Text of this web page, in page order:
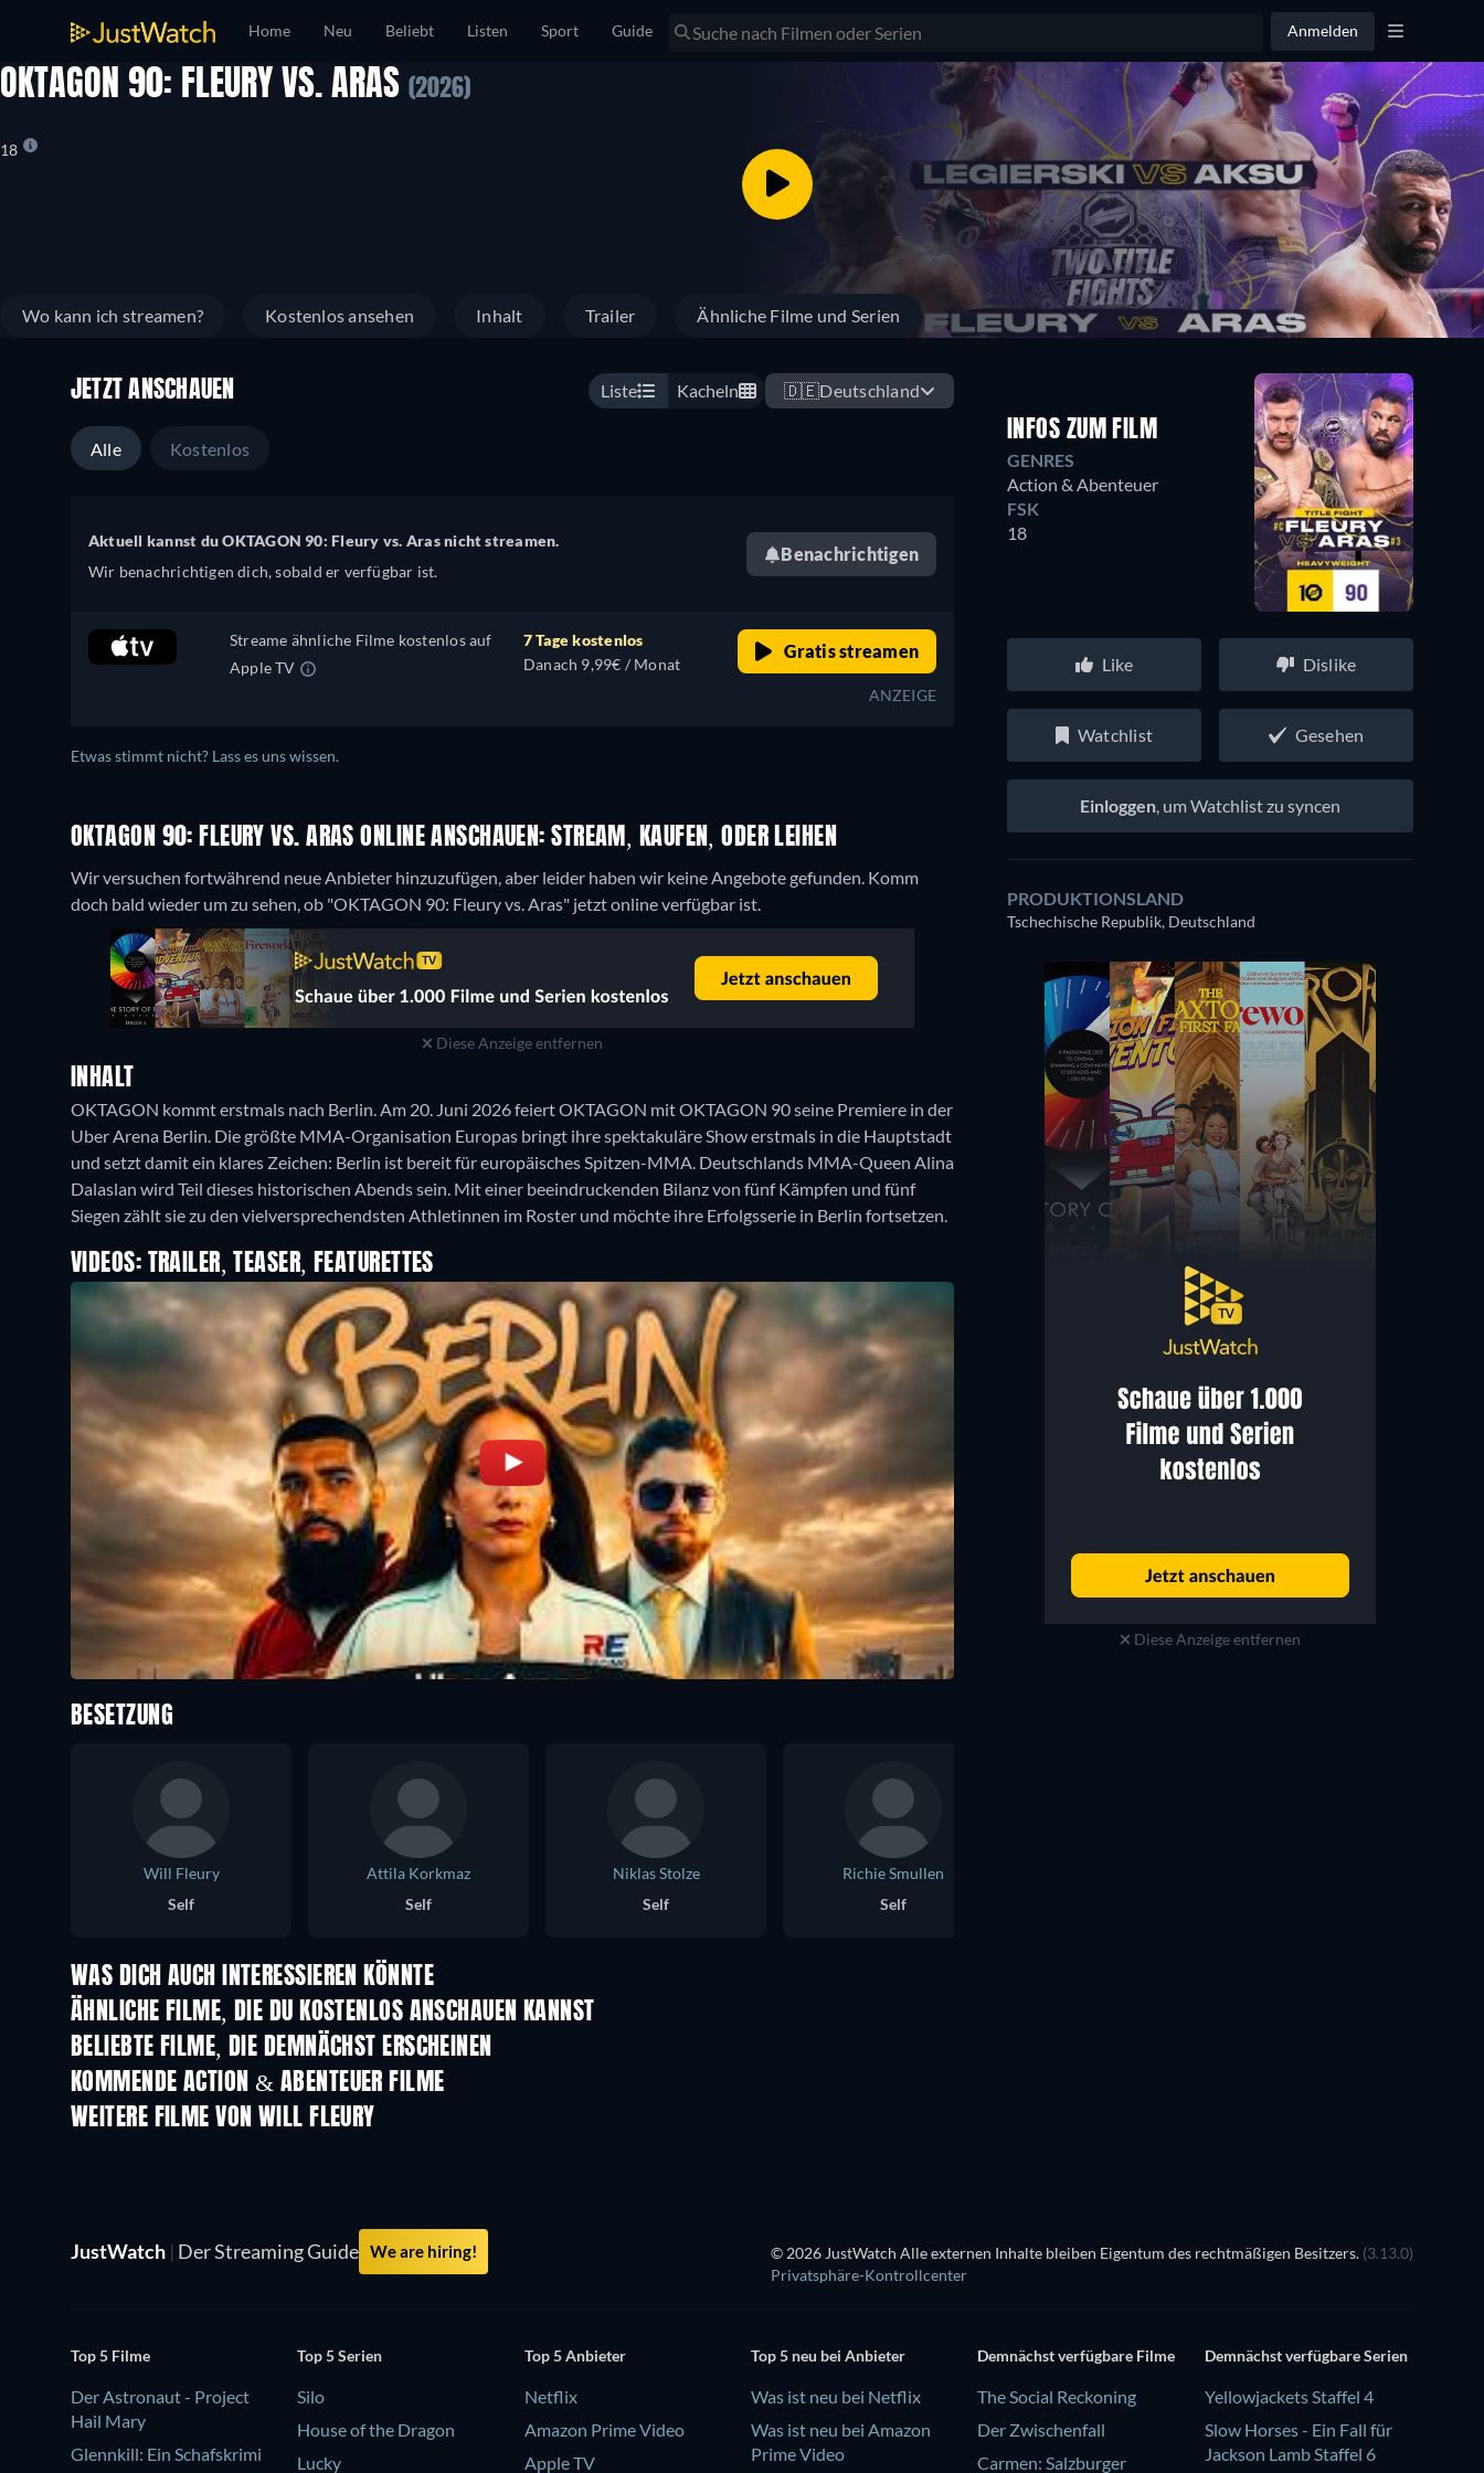
Home Neu Beliebt Listen Sport Guide Anmelden
OKTAGON 90: FLEURY VS. ARAS (2026)
18
Wo kann ich streamen? Kostenlos ansehen Inhalt Trailer Ähnliche Filme und Serien
JETZT ANSCHAUEN Liste Kacheln 🇩🇪Deutschland
Alle Kostenlos
Aktuell kannst du OKTAGON 90: Fleury vs. Aras nicht streamen.
Wir benachrichtigen dich, sobald er verfügbar ist.
Benachrichtigen
Streame ähnliche Filme kostenlos auf
Apple TV
7 Tage kostenlos
Danach 9,99€ / Monat
Gratis streamen
ANZEIGE
Etwas stimmt nicht? Lass es uns wissen.
OKTAGON 90: FLEURY VS. ARAS ONLINE ANSCHAUEN: STREAM, KAUFEN, ODER LEIHEN
Wir versuchen fortwährend neue Anbieter hinzuzufügen, aber leider haben wir keine Angebote gefunden. Komm
doch bald wieder um zu sehen, ob "OKTAGON 90: Fleury vs. Aras" jetzt online verfügbar ist.
Diese Anzeige entfernen
INHALT
OKTAGON kommt erstmals nach Berlin. Am 20. Juni 2026 feiert OKTAGON mit OKTAGON 90 seine Premiere in der
Uber Arena Berlin. Die größte MMA-Organisation Europas bringt ihre spektakuläre Show erstmals in die Hauptstadt
und setzt damit ein klares Zeichen: Berlin ist bereit für europäisches Spitzen-MMA. Deutschlands MMA-Queen Alina
Dalaslan wird Teil dieses historischen Abends sein. Mit einer beeindruckenden Bilanz von fünf Kämpfen und fünf
Siegen zählt sie zu den vielversprechendsten Athletinnen im Roster und möchte ihre Erfolgsserie in Berlin fortsetzen.
VIDEOS: TRAILER, TEASER, FEATURETTES
INFOS ZUM FILM
GENRES
Action & Abenteuer
FSK
18
Like Dislike
Watchlist Gesehen
Einloggen, um Watchlist zu syncen
PRODUKTIONSLAND
Tschechische Republik, Deutschland
Diese Anzeige entfernen
BESETZUNG
Will Fleury
Self
Attila Korkmaz
Self
Niklas Stolze
Self
Richie Smullen
Self
WAS DICH AUCH INTERESSIEREN KÖNNTE
ÄHNLICHE FILME, DIE DU KOSTENLOS ANSCHAUEN KANNST
BELIEBTE FILME, DIE DEMNÄCHST ERSCHEINEN
KOMMENDE ACTION & ABENTEUER FILME
WEITERE FILME VON WILL FLEURY
JustWatch | Der Streaming Guide We are hiring! © 2026 JustWatch Alle externen Inhalte bleiben Eigentum des rechtmäßigen Besitzers. (3.13.0)
Privatsphäre-Kontrollcenter
Top 5 Filme
Der Astronaut - Project
Hail Mary
Glennkill: Ein Schafskrimi
Top 5 Serien
Silo
House of the Dragon
Lucky
Top 5 Anbieter
Netflix
Amazon Prime Video
Apple TV
Top 5 neu bei Anbieter
Was ist neu bei Netflix
Was ist neu bei Amazon
Prime Video
Demnächst verfügbare Filme
The Social Reckoning
Der Zwischenfall
Carmen: Salzburger
Demnächst verfügbare Serien
Yellowjackets Staffel 4
Slow Horses - Ein Fall für
Jackson Lamb Staffel 6